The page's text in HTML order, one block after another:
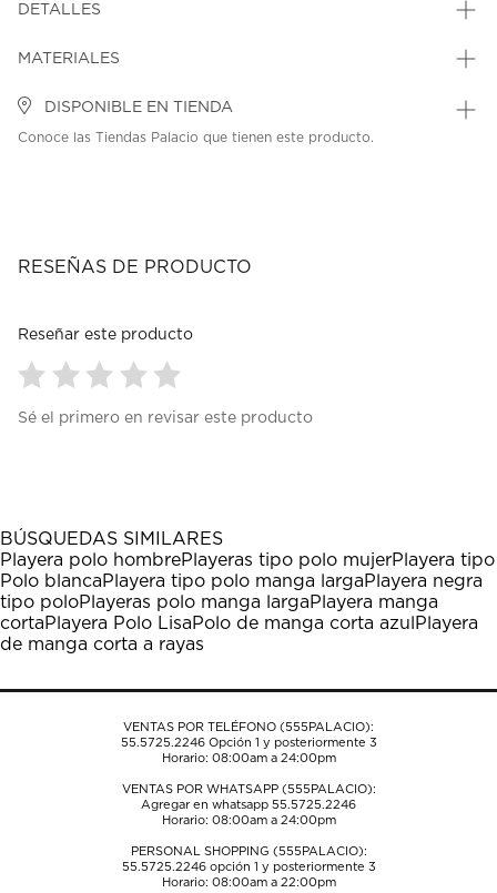
DETALLES
MATERIALES
DISPONIBLE EN TIENDA
Conoce las Tiendas Palacio que tienen este producto.
RESEÑAS DE PRODUCTO
Reseñar este producto
para
1
estrella
Esta
acción
abrirá
el
formulario
envío.
para
estrellas.
Esta
acción
abrirá
el
formulario
envío.
para
estrellas.
Esta
acción
abrirá
el
formulario
envío.
para
estrellas.
Esta
acción
abrirá
el
formulario
envío.
para
estrellas.
Esta
acción
abrirá
el
formulario
envío.
Sé el primero en revisar este producto
BÚSQUEDAS SIMILARES
Playera polo hombrePlayeras tipo polo mujerPlayera tipo
Polo blancaPlayera tipo polo manga largaPlayera negra
tipo poloPlayeras polo manga largaPlayera manga
cortaPlayera Polo LisaPolo de manga corta azul Playera
de manga corta a rayas
VENTAS POR TELÉFONO (555PALACIO):
55.5725.2246Opción 1 y posteriormente 3
Horario: 08:00am a 24:00pm
VENTAS POR WHATSAPP (555PALACIO):
Agregar en whatsapp 55.5725.2246
Horario: 08:00am a 24:00pm
PERSONAL SHOPPING (555PALACIO):
55.5725.2246opción 1 y posteriormente 3
Horario: 08:00am a 22:00pm